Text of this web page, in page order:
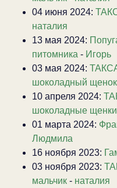
04 июня 2024:
наталия
13 мая 2024:
питомника - Игорь
03 мая 2024:
шоколадный щенок
10 апреля 2024:
шоколадные щенки
01 марта 2024:
Людмила
16 ноября 2023:
03 ноября 2023:
мальчик - наталия